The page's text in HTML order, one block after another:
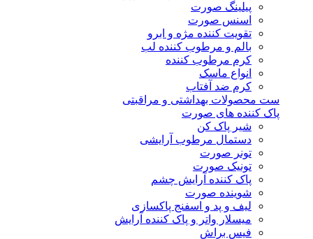
پیلینگ صورت
اسنس صورت
تقویت کننده مژه و ابرو
بالم و مرطوب کننده لب
کرم مرطوب کننده
انواع ماسک
کرم ضد آفتاب
ست محصولات بهداشتی و مراقبتی
پاک کننده های صورت
شیر پاک کن
دستمال مرطوب آرایشی
تونر صورت
تونیک صورت
پاک کننده آرایش چشم
شوینده صورت
لیف و پد و اسفنج پاکسازی
میسلار واتر و پاک کننده آرایش
فیس براش